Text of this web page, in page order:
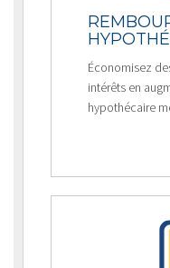
Économisez
intérêts en
hypothécaire